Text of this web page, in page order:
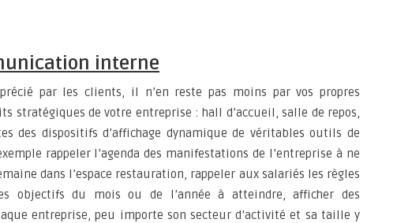
interne
par les clients, il n’en reste pas moins par vos propres
stratégiques de votre entreprise : hall d’accueil, salle de repos,
des dispositifs d’affichage dynamique de véritables outils de
rappeler l’agenda des manifestations de l’entreprise à ne
dans l’espace restauration, rappeler aux salariés les règles
objectifs du mois ou de l’année à atteindre, afficher des
entreprise, peu importe son secteur d’activité et sa taille y